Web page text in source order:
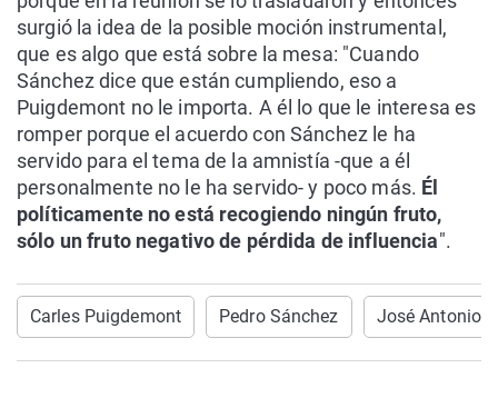
surgió la idea de la posible moción instrumental,
que es algo que está sobre la mesa: "Cuando
Sánchez dice que están cumpliendo, eso a
Puigdemont no le importa. A él lo que le interesa es
romper porque el acuerdo con Sánchez le ha
servido para el tema de la amnistía -que a él
personalmente no le ha servido- y poco más. Él
políticamente no está recogiendo ningún fruto,
sólo un fruto negativo de pérdida de influencia".
Carles Puigdemont Pedro Sánchez José Antonio